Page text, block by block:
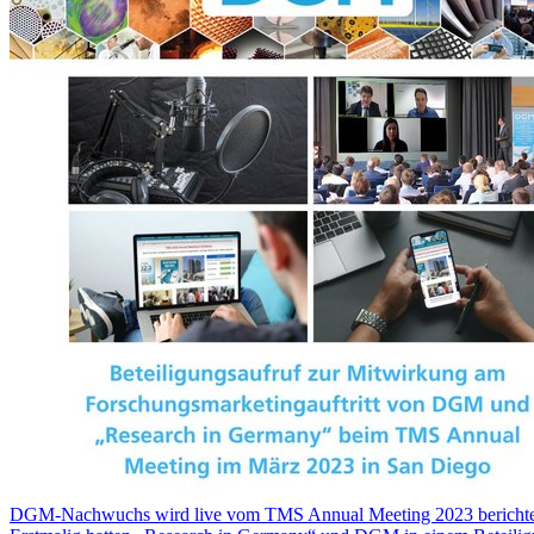
DGM-Nachwuchs wird live vom TMS Annual Meeting 2023